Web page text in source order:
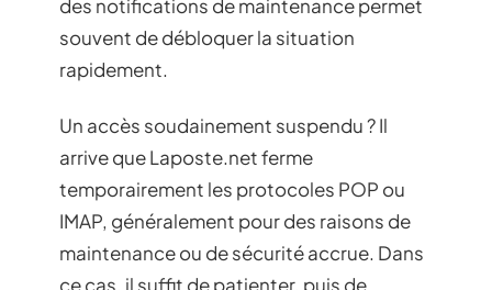
des notifications de maintenance permet
souvent de débloquer la situation
rapidement.
Un accès soudainement suspendu ? Il
arrive que Laposte.net ferme
temporairement les protocoles POP ou
IMAP, généralement pour des raisons de
maintenance ou de sécurité accrue. Dans
ce cas, il suffit de patienter, puis de